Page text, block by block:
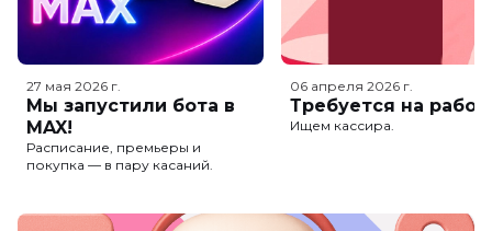
27 мая 2026 г.
Мы запустили бота в
MAX!
Расписание, премьеры и
покупка — в пару касаний.
06 апреля 2026 г.
Требуется на
Ищем кассира.